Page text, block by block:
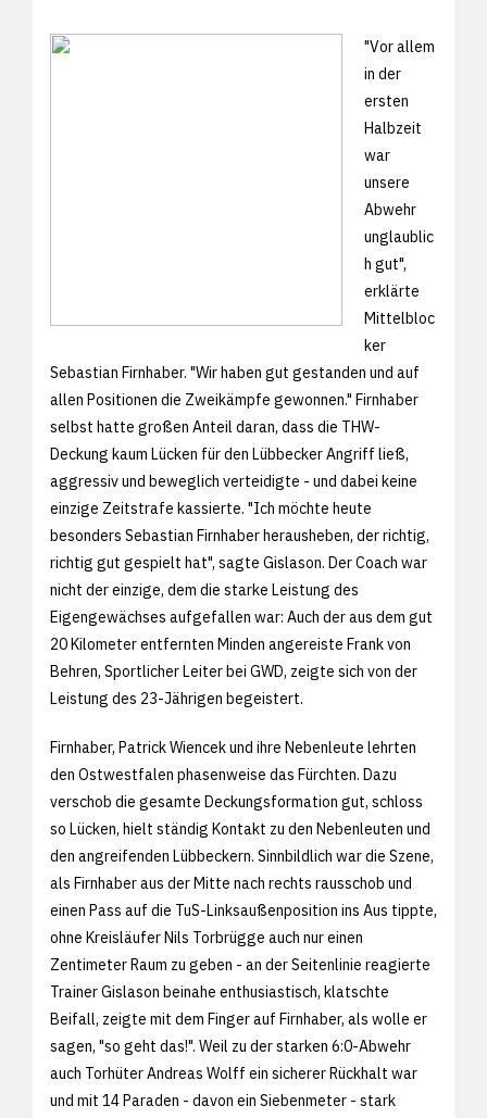
"Vor allem
in der
ersten
Halbzeit
war
unsere
Abwehr
unglaublic
h gut",
erklärte
Mittelbloc
ker
Sebastian Firnhaber. "Wir haben gut gestanden und auf
allen Positionen die Zweikämpfe gewonnen." Firnhaber
selbst hatte großen Anteil daran, dass die THW-
Deckung kaum Lücken für den Lübbecker Angriff ließ,
aggressiv und beweglich verteidigte - und dabei keine
einzige Zeitstrafe kassierte. "Ich möchte heute
besonders Sebastian Firnhaber herausheben, der richtig,
richtig gut gespielt hat", sagte Gislason. Der Coach war
nicht der einzige, dem die starke Leistung des
Eigengewächses aufgefallen war: Auch der aus dem gut
20 Kilometer entfernten Minden angereiste Frank von
Behren, Sportlicher Leiter bei GWD, zeigte sich von der
Leistung des 23-Jährigen begeistert.
Firnhaber, Patrick Wiencek und ihre Nebenleute lehrten
den Ostwestfalen phasenweise das Fürchten. Dazu
verschob die gesamte Deckungsformation gut, schloss
so Lücken, hielt ständig Kontakt zu den Nebenleuten und
den angreifenden Lübbeckern. Sinnbildlich war die Szene,
als Firnhaber aus der Mitte nach rechts rausschob und
einen Pass auf die TuS-Linksaußenposition ins Aus tippte,
ohne Kreisläufer Nils Torbrügge auch nur einen
Zentimeter Raum zu geben - an der Seitenlinie reagierte
Trainer Gislason beinahe enthusiastisch, klatschte
Beifall, zeigte mit dem Finger auf Firnhaber, als wolle er
sagen, "so geht das!". Weil zu der starken 6:0-Abwehr
auch Torhüter Andreas Wolff ein sicherer Rückhalt war
und mit 14 Paraden - davon ein Siebenmeter - stark